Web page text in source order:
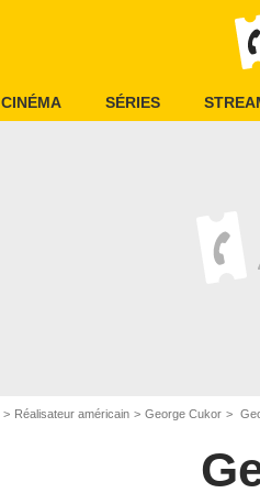
CINÉMA SÉRIES
Réalisateur américain George Cukor